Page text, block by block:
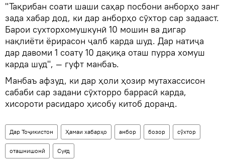
"Тақрибан соати шаши саҳар посбони анборҳо занг
зада хабар дод, ки дар анборҳо сӯхтор сар задааст.
Барои сухторхомушкунӣ 10 мошин ва дигар
нақлиёти ёрирасон ҷалб карда шуд. Дар натиҷа
дар давоми 1 соату 10 дақиқа оташ пурра хомуш
карда шуд", — гуфт манбаъ.
Манбаъ афзуд, ки дар ҳоли ҳозир мутахассисон
сабаби сар задани сӯхторро баррасӣ карда,
хисороти расидаро ҳисобу китоб доранд.
Дар Тоҷикистон Ҳамаи хабарҳо анбор бозор сӯхтор
оташнишонӣ Суғд